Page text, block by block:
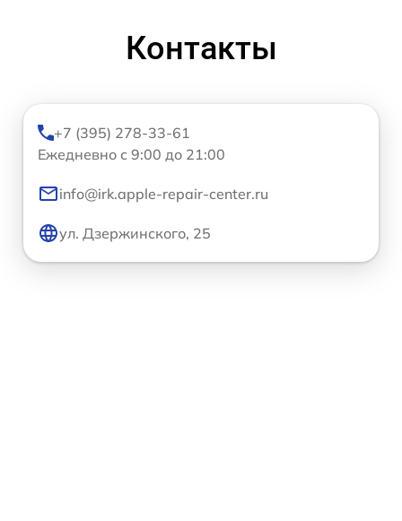
Контакты
+7 (395) 278-33-61
Ежедневно с 9:00 до 21:00
info@irk.apple-repair-center.ru
ул. Дзержинского, 25